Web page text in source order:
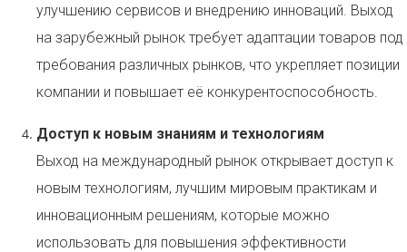
улучшению сервисов и внедрению инноваций. Выход
на зарубежный рынок требует адаптации товаров под
требования различных рынков, что укрепляет позиции
компании и повышает её конкурентоспособность.
Доступ к новым знаниям и технологиям
Выход на международный рынок открывает доступ к
новым технологиям, лучшим мировым практикам и
инновационным решениям, которые можно
использовать для повышения эффективности